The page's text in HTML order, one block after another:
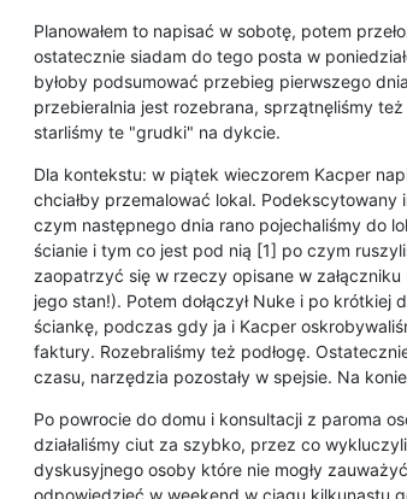
Planowałem to napisać w sobotę, potem
ostatecznie siadam do tego posta w
byłoby podsumować przebieg pierwszego
przebieralnia jest rozebrana, sprzątnęliśmy
starliśmy te "grudki" na dykcie.
Dla kontekstu: w piątek wieczorem Kacper
chciałby przemalować lokal. Podekscytowany
czym następnego dnia rano pojechaliśmy do
ścianie i tym co jest pod nią [1] po czym
zaopatrzyć się w rzeczy opisane w
jego stan!). Potem dołączył Nuke i po krótkiej
ściankę, podczas gdy ja i Kacper
faktury. Rozebraliśmy też podłogę.
czasu, narzędzia pozostały w spejsie. Na
Po powrocie do domu i konsultacji z paroma
działaliśmy ciut za szybko, przez co
dyskusyjnego osoby które nie mogły
odpowiedzieć w weekend w ciągu kilkunastu